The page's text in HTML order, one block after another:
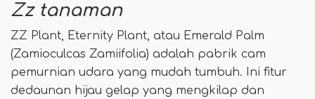
Zz tanaman
ZZ Plant, Eternity Plant, atau Emerald Palm
(Zamioculcas Zamiifolia) adalah pabrik cam
pemurnian udara yang mudah tumbuh. Ini fitur
dedaunan hijau gelap yang mengkilap dan